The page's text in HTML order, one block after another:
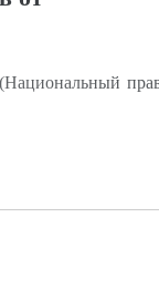
(Национальный